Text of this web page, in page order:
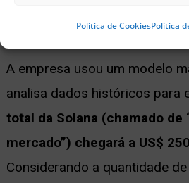
Política de CookiesPolítica
Impactos direto na
A empresa usou um modelo
analisa dados históricos para
total da Solana (chamado de
mercado”) chegará a US$
Considerando a quantidade